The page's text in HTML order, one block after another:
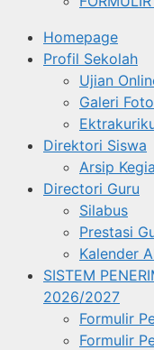
Homepage
Profil Sekolah
Ujian
Galeri Foto
Direktori Siswa
Arsip
Directori Guru
Silabus
Prestasi
Kalender
SISTEM
2026/2027
Formulir
Formulir